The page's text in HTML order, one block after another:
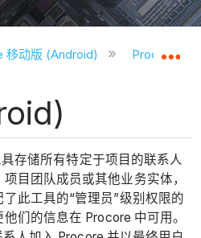
层次
移动版 (Android) Procore
存储所有特定于项目的联系人
目团队成员或其他业务实体，
此工具的“管理员”级别权限的
们的信息在 Procore 中可用。